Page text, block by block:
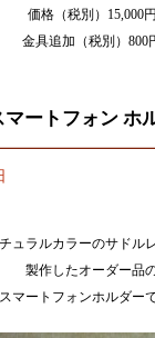
価格（税別）15,000円
金具追加（税別）800
マートフォン ホ
ュラルカラーのサドル
製作したオーダー品
スマートフォンホルダーで